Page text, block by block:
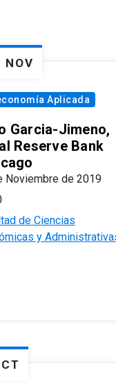
NOV
Aplicada
Garcia-Jimeno,
Reserve Bank
Noviembre de 2019
de Ciencias
y